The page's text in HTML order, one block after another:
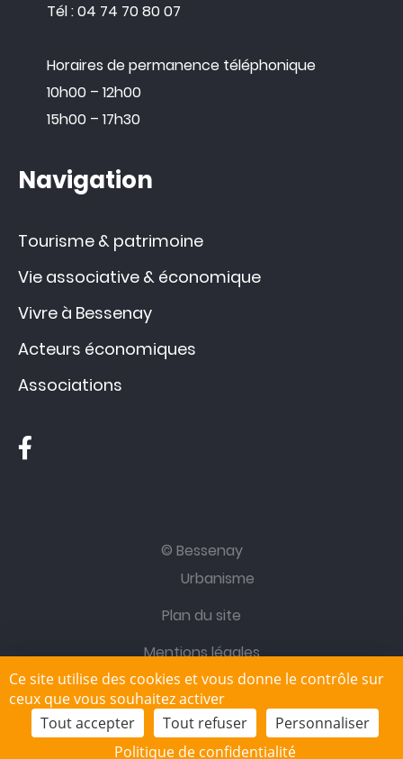
Tél : 04 74 70 80 07
Horaires de permanence téléphonique
10h00 – 12h00
15h00 – 17h30
Navigation
Tourisme & patrimoine
Vie associative & économique
Vivre à Bessenay
Acteurs économiques
Associations
© Bessenay
Urbanisme
Plan du site
Mentions légales
Site réalisé parIML Communication
Ce site utilise des cookies et vous donne le contrôle sur
ceux que vous souhaitez activer
Tout accepter
Tout refuser
Personnaliser
Politique de confidentialité